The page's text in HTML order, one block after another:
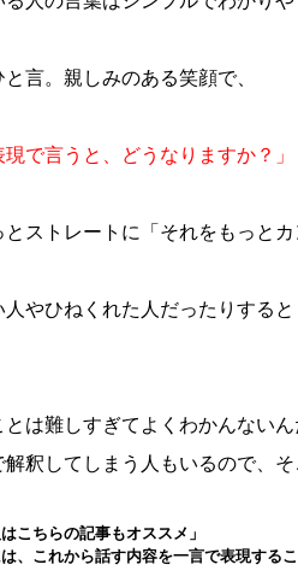
言。親しみのある笑顔で、
現で言うと、どうなりますか？」
ストレートに「それをもっと
やひねくれた人だったりする
とは難しすぎてよくわかんない
釈してしまう人もいるので、そ
こちらの記事もオススメ」
、これから話す内容を一言で表現する